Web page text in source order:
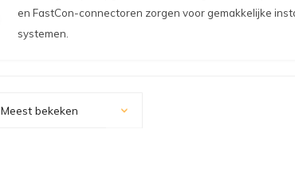
en FastCon-connectoren zorgen voor gemakkelijke
systemen.
Meest bekeken